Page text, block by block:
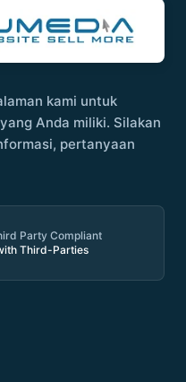
kami untuk
Anda miliki. Silakan
pertanyaan
Party Compliant
Third-Parties